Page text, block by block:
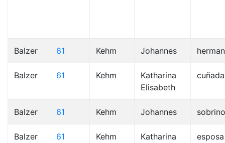
Balzer 61 Kehm Johannes
Balzer 61 Kehm
Katharina
Elisabeth
cuñada
Balzer 61 Kehm Johannes sobrino
Balzer 61 Kehm
Katharina